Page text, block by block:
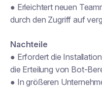
● Erleichtert neuen
durch den Zugriff auf
Nachteile
● Erfordert die
die Erteilung von Bot-
● In größeren